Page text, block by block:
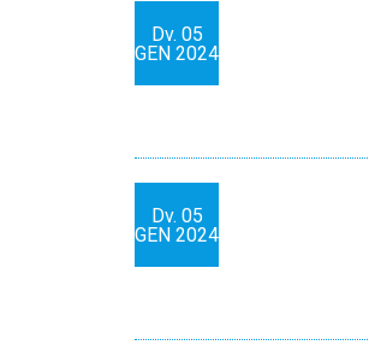
Dv. 05
GEN 2024
Dv. 05
GEN 2024